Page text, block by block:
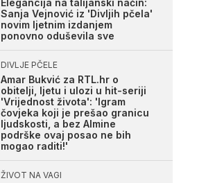
Elegancija na talijanski način:
Sanja Vejnović iz 'Divljih pčela'
novim ljetnim izdanjem
ponovno oduševila sve
DIVLJE PČELE
Amar Bukvić za RTL.hr o
obitelji, ljetu i ulozi u hit-seriji
'Vrijednost života': 'Igram
čovjeka koji je prešao granicu
ljudskosti, a bez Almine
podrške ovaj posao ne bih
mogao raditi!'
ŽIVOT NA VAGI